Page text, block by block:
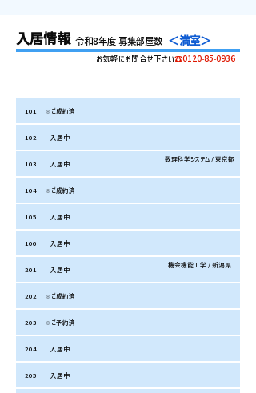
入居情報 令和8年度 募集部屋数 ＜満室＞
お気軽にお問合せ下さい☎0120-85-0936
101 ※ご成約済
102 入居中
103 入居中
数理科学システム / 東京都
104 ※ご成約済
105 入居中
106 入居中
201 入居中
機会機能工学 / 新潟県
202 ※ご成約済
203 ※ご予約済
204 入居中
205 入居中